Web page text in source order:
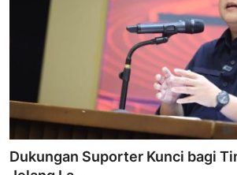
Contact
Redaksi
Politik
Olahraga
Nasional
Dukungan Suporter Kunci bagi